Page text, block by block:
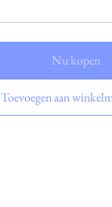
Nu kopen
Toevoegen aan